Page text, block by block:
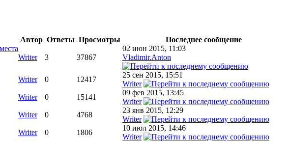
Автор Ответы Просмотры
Последнее сообщение
Writer 3 37867
02 июн 2015, 11:03
Vladimir.Anton
Writer 0 12417
25 сен 2015, 15:51
Writer
Writer 0 15141
09 фев 2015, 13:45
Writer
Writer 0 4768
23 янв 2015, 12:29
Writer
Writer 0 1806
10 июл 2015, 14:46
Writer